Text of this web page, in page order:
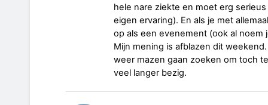
hele nare ziekte en moet erg
eigen ervaring). En als je met
op als een evenement (ook al
Mijn mening is afblazen dit
weer mazen gaan zoeken om toch
veel langer bezig.